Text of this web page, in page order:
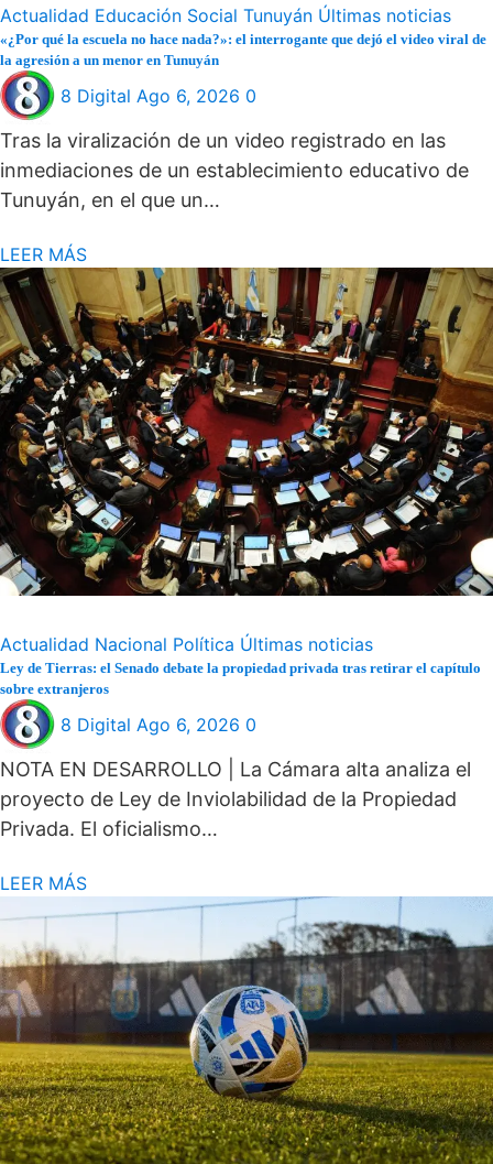
Actualidad Educación Social Tunuyán Últimas noticias
«¿Por qué la escuela no hace nada?»: el interrogante que dejó el video viral de
la agresión a un menor en Tunuyán
8 Digital Ago 6, 2026 0
Tras la viralización de un video registrado en las
inmediaciones de un establecimiento educativo de
Tunuyán, en el que un…
LEER MÁS
Actualidad Nacional Política Últimas noticias
Ley de Tierras: el Senado debate la propiedad privada tras retirar el capítulo
sobre extranjeros
8 Digital Ago 6, 2026 0
NOTA EN DESARROLLO | La Cámara alta analiza el
proyecto de Ley de Inviolabilidad de la Propiedad
Privada. El oficialismo…
LEER MÁS